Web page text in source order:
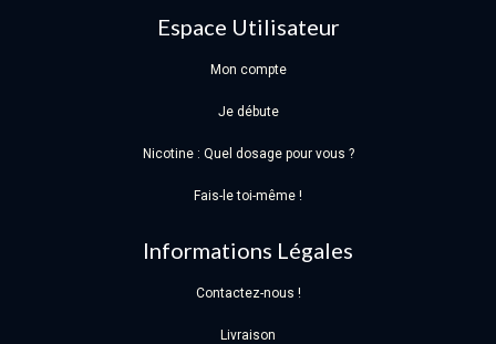
Espace Utilisateur
Mon compte
Je débute
Nicotine : Quel dosage pour vous ?
Fais-le toi-même !
Informations Légales
Contactez-nous !
Livraison